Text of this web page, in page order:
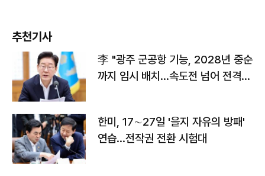
추천기사
李 "광주 군공항 기능, 2028년 중순
까지 임시 배치…속도전 넘어 전격
한미, 17∼27일 '을지 자유의 방패'
연습…전작권 전환 시험대